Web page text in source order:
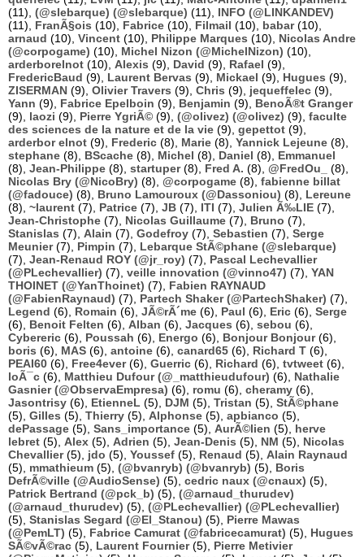
(11), (@slebarque) (@slebarque) (11), INFO (@LINKANDEV)
(11), FranÃ§ois (10), Fabrice (10), Filmail (10), babar(10),
arnaud (10), Vincent (10), Philippe Marques (10), Nicolas Andre
(@corpogame) (10), Michel Nizon (@MichelNizon) (10),
arderborelnot (10), Alexis (9), David (9), Rafael (9),
FredericBaud (9), Laurent Bervas (9), Mickael (9), Hugues (9),
ZISERMAN (9), Olivier Travers (9), Chris (9), jequeffelec (9),
Yann (9), Fabrice Epelboin (9), Benjamin (9), BenoÃ®t Granger
(9), laozi (9), Pierre YgriÃ© (9), (@olivez) (@olivez) (9), faculte
des sciences de la nature et de la vie (9), gepettot (9),
arderbor elnot (9), Frederic (8), Marie (8), Yannick Lejeune (8),
stephane (8), BScache (8), Michel (8), Daniel (8), Emmanuel
(8), Jean-Philippe (8), startuper(8), Fred A. (8), @FredOu_
(8),
Nicolas Bry (@NicoBry) (8), @corpogame (8), fabienne billat
(@fadouce) (8), Bruno Lamouroux (@Dassoniou) (8), Lereune
(8), ~laurent (7), Patrice (7), JB (7), ITI (7), Julien Ã‰LIE (7),
Jean-Christophe (7), Nicolas Guillaume (7), Bruno (7),
Stanislas (7), Alain (7), Godefroy (7), Sebastien (7), Serge
Meunier(7), Pimpin (7), Lebarque StÃ©phane (@slebarque)
(7), Jean-Renaud ROY (@jr_roy) (7), Pascal Lechevallier
(@PLechevallier) (7), veille innovation (@vinno47) (7), YAN
THOINET (@YanThoinet) (7), Fabien RAYNAUD
(@FabienRaynaud) (7), Partech Shaker (@PartechShaker) (7),
Legend (6), Romain (6), JÃ©rÃ´me (6), Paul (6), Eric (6), Serge
(6), Benoit Felten (6), Alban (6), Jacques (6), sebou (6),
Cybereric (6), Poussah (6), Energo (6), Bonjour Bonjour(6),
boris (6), MAS (6), antoine (6), canard65 (6), Richard T (6),
PEAI60 (6), Free4ever(6), Guerric (6), Richard (6), tvtweet (6),
loÃ¯c (6), Matthieu Dufour (@_matthieudufour) (6), Nathalie
Gasnier (@ObservaEmpresa) (6), romu (6), cheramy (6),
Jasontrisy (6), EtienneL (5), DJM (5), Tristan (5), StÃ©phane
(5), Gilles (5), Thierry (5), Alphonse (5), apbianco (5),
dePassage (5), Sans_importance (5), AurÃ©lien (5), herve
lebret (5), Alex (5), Adrien (5), Jean-Denis (5), NM (5), Nicolas
Chevallier(5), jdo (5), Youssef (5), Renaud (5), Alain Raynaud
(5), mmathieum (5), (@bvanryb) (@bvanryb) (5), Boris
DefrÃ©ville (@AudioSense) (5), cedric naux (@cnaux) (5),
Patrick Bertrand (@pck_b) (5), (@arnaud_thurudev)
(@arnaud_thurudev) (5), (@PLechevallier) (@PLechevallier)
(5), Stanislas Segard (@El_Stanou) (5), Pierre Mawas
(@PemLT) (5), Fabrice Camurat (@fabricecamurat) (5), Hugues
SÃ©vÃ©rac (5), Laurent Fournier(5), Pierre Metivier